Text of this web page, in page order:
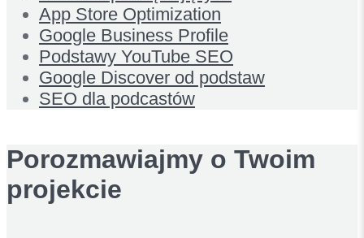
App Store Optimization
Google Business Profile
Podstawy YouTube SEO
Google Discover od podstaw
SEO dla podcastów
Porozmawiajmy o Twoim
projekcie